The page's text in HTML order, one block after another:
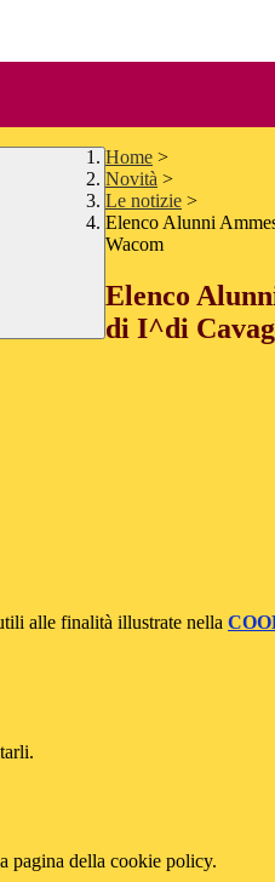
Home >
Novità >
Le notizie >
Elenco Alunni
Wacom
Elenco
di I^di
alle finalità illustrate nella
pagina della cookie policy.